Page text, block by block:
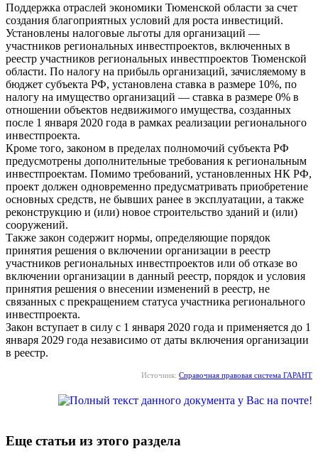
Поддержка отраслей экономики Тюменской области за счет
создания благоприятных условий для роста инвестиций.
Установлены налоговые льготы для организаций —
участников региональных инвестпроектов, включенных в
реестр участников региональных инвестпроектов Тюменской
области. По налогу на прибыль организаций, зачисляемому в
бюджет субъекта РФ, установлена ставка в размере 10%, по
налогу на имущество организаций — ставка в размере 0% в
отношении объектов недвижимого имущества, созданных
после 1 января 2020 года в рамках реализации регионального
инвестпроекта.
Кроме того, законом в пределах полномочий субъекта РФ
предусмотрены дополнительные требования к региональным
инвестпроектам. Помимо требований, установленных НК РФ,
проект должен одновременно предусматривать приобретение
основных средств, не бывших ранее в эксплуатации, а также
реконструкцию и (или) новое строительство зданий и (или)
сооружений.
Также закон содержит нормы, определяющие порядок
принятия решения о включении организации в реестр
участников региональных инвестпроектов или об отказе во
включении организации в данный реестр, порядок и условия
принятия решения о внесении изменений в реестр, не
связанных с прекращением статуса участника регионального
инвестпроекта.
Закон вступает в силу с 1 января 2020 года и применяется до 1
января 2029 года независимо от даты включения организации
в реестр.
Источник: Справочная правовая система ГАРАНТ
Еще статьи из этого раздела